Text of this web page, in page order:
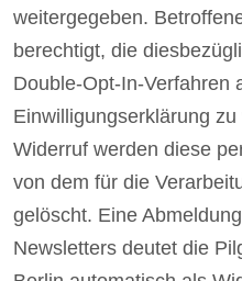
weitergegeben.
berechtigt, die
Double-Opt-In-Verfahren
Einwilligungserklärung
Widerruf werden diese
von dem für die
gelöscht. Eine
Newsletters deutet die